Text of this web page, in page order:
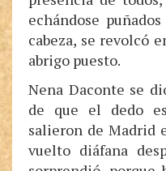
echándose
cabeza, se revolcó
abrigo puesto.
Nena Daconte se
de que el dedo
salieron de Madrid
vuelto diáfana